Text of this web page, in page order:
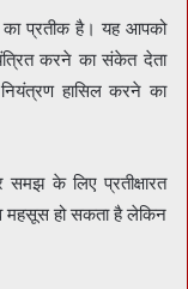
का प्रतीक है। यह आपको
करने का संकेत देता
हासिल करने का
के लिए प्रतीक्षारत
महसूस हो सकता है लेकिन